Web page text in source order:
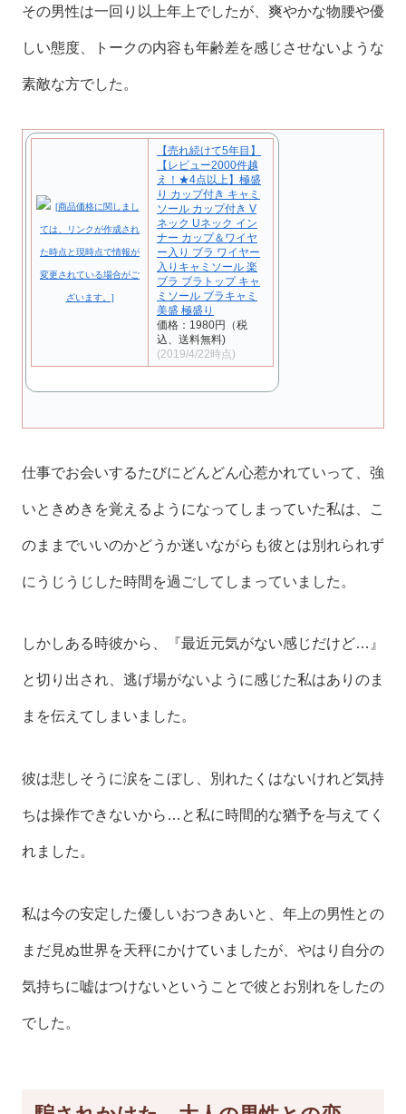
その男性は一回り以上年上でしたが、爽やかな物腰や優
しい態度、トークの内容も年齢差を感じさせないような
素敵な方でした。
【売れ続けて5年目】
【レビュー2000件越
え！★4点以上】極盛
り カップ付き キャミ
ソール カップ付き V
ネック Uネック イン
ナー カップ＆ワイヤ
ー入り ブラ ワイヤー
入りキャミソール 楽
ブラ ブラトップ キャ
ミソール ブラキャミ
美盛 極盛り
価格：1980円（税
込、送料無料)
(2019/4/22時点)
仕事でお会いするたびにどんどん心惹かれていって、強
いときめきを覚えるようになってしまっていた私は、こ
のままでいいのかどうか迷いながらも彼とは別れられず
にうじうじした時間を過ごしてしまっていました。
しかしある時彼から、『最近元気がない感じだけど…』
と切り出され、逃げ場がないように感じた私はありのま
まを伝えてしまいました。
彼は悲しそうに涙をこぼし、別れたくはないけれど気持
ちは操作できないから…と私に時間的な猶予を与えてく
れました。
私は今の安定した優しいおつきあいと、年上の男性との
まだ見ぬ世界を天秤にかけていましたが、やはり自分の
気持ちに嘘はつけないということで彼とお別れをしたの
でした。